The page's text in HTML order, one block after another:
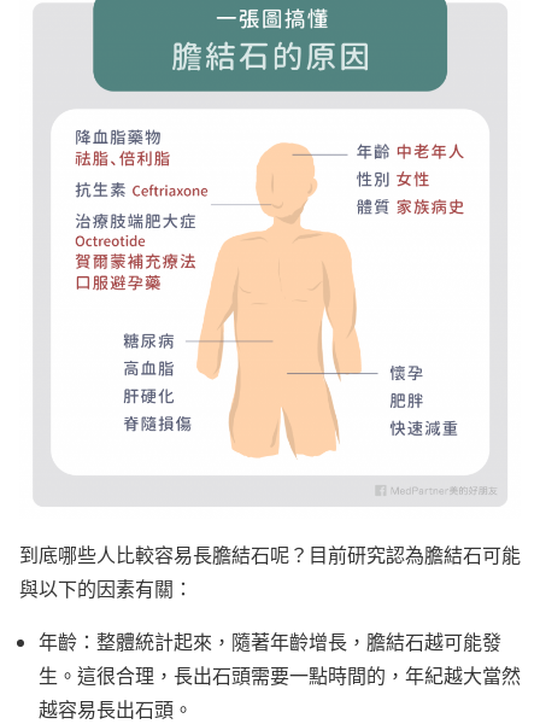
到底哪些人比較容易長膽結石呢？目前研究認為膽結石可能
與以下的因素有關：
年齡：整體統計起來，隨著年齡增長，膽結石越可能發
生。這很合理，長出石頭需要一點時間的，年紀越大當然
越容易長出石頭。